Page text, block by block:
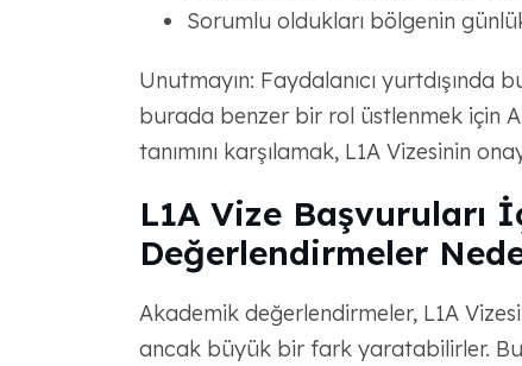
Sorumlu oldukları bölgenin
Unutmayın: Faydalanıcı yurtdışında
burada benzer bir rol üstlenmek için
tanımını karşılamak, L1A Vizesinin
L1A Vize Başvuruları
Değerlendirmeler
Akademik değerlendirmeler, L1A
ancak büyük bir fark yaratabilirler.